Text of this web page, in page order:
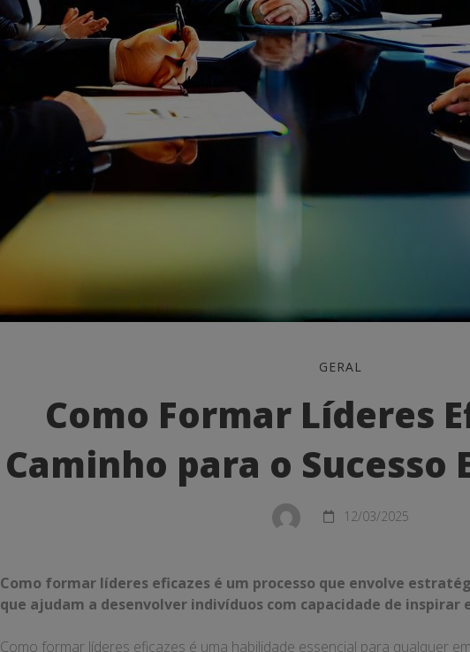
Formar
Líderes
Eficazes:
para
o
Sucesso
GERAL
Como Formar Líderes
Caminho para o Sucesso
12/03/2025
Como formar líderes eficazes é um processo que envolve
que ajudam a desenvolver indivíduos com capacidade de inspirar
Como formar líderes eficazes é uma habilidade essencial para qualquer